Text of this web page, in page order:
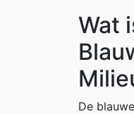
Wat
De